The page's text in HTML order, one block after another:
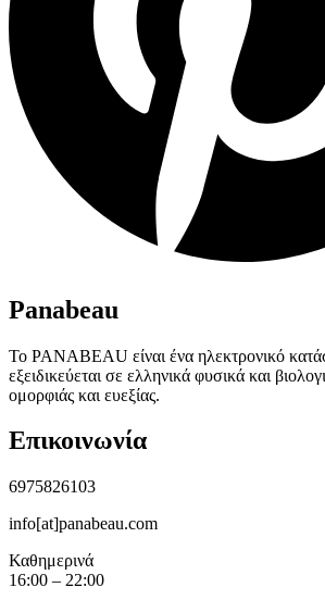
Panabeau
Το PANABEAU είναι ένα ηλεκτρονικό
εξειδικεύεται σε ελληνικά φυσικά και
ομορφιάς και ευεξίας.
Επικοινωνία
6975826103
info[at]panabeau.com
Καθημερινά
16:00 – 22:00